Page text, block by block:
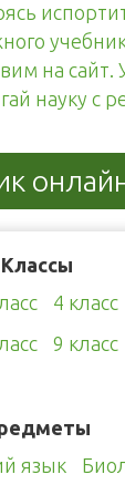
на сайт.
науку с
Классы
4 класс
9 класс
язык